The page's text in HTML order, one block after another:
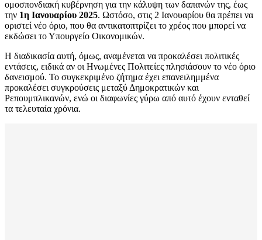
ομοσπονδιακή κυβέρνηση για την κάλυψη των δαπανών της, έως
την 1η Ιανουαρίου 2025. Ωστόσο, στις 2 Ιανουαρίου θα πρέπει να
οριστεί νέο όριο, που θα αντικατοπτρίζει το χρέος που μπορεί να
εκδώσει το Υπουργείο Οικονομικών.
Η διαδικασία αυτή, όμως, αναμένεται να προκαλέσει πολιτικές
εντάσεις, ειδικά αν οι Ηνωμένες Πολιτείες πλησιάσουν το νέο όριο
δανεισμού. Το συγκεκριμένο ζήτημα έχει επανειλημμένα
προκαλέσει συγκρούσεις μεταξύ Δημοκρατικών και
Ρεπουμπλικανών, ενώ οι διαφωνίες γύρω από αυτό έχουν ενταθεί
τα τελευταία χρόνια.